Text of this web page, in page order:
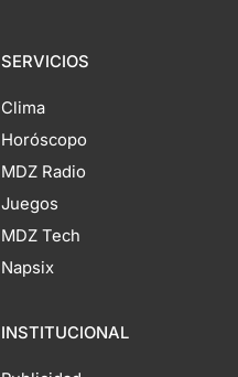
SERVICIOS
Clima
Horóscopo
MDZ Radio
Juegos
MDZ Tech
Napsix
INSTITUCIONAL